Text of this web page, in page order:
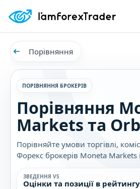
Порівняння
ПОРІВНЯННЯ БРОКЕРІВ
Порівняння
Markets та
Порівняйте умови торгівлі,
Форекс брокерів Moneta Markets
Дізнайтеся, який брокер
вам.
ЗВЕДЕННЯ VS
Оцінки та позиції в рейтингу